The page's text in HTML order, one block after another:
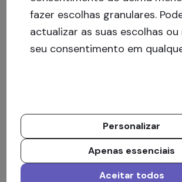
1st rank mortgage, 100% pre-sold.
fazer escolhas granulares.
actualizar as suas escolhas
seu consentimento em
Personalizar
Apenas essenciais
Aceitar todos